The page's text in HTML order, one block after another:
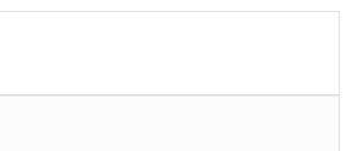
olacak